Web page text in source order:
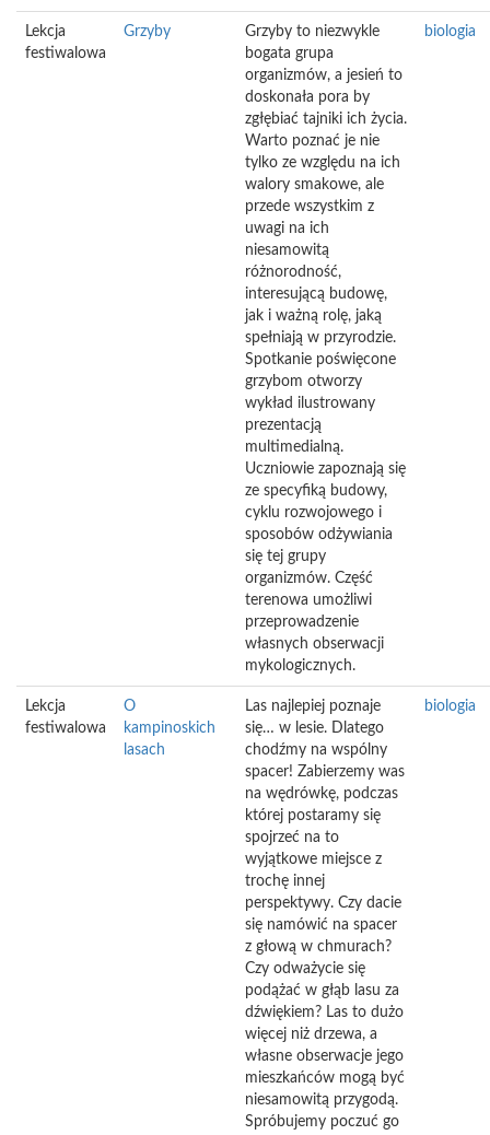
Lekcja
festiwalowa
Grzyby
Grzyby to niezwykle
bogata grupa
organizmów, a jesień to
doskonała pora by
zgłębiać tajniki ich życia.
Warto poznać je nie
tylko ze względu na ich
walory smakowe, ale
przede wszystkim z
uwagi na ich
niesamowitą
różnorodność,
interesującą budowę,
jak i ważną rolę, jaką
spełniają w przyrodzie.
Spotkanie poświęcone
grzybom otworzy
wykład ilustrowany
prezentacją
multimedialną.
Uczniowie zapoznają się
ze specyfiką budowy,
cyklu rozwojowego i
sposobów odżywiania
się tej grupy
organizmów. Część
terenowa umożliwi
przeprowadzenie
własnych obserwacji
mykologicznych.
biologia
Lekcja
festiwalowa
O
kampinoskich
lasach
Las najlepiej poznaje
się… w lesie. Dlatego
chodźmy na wspólny
spacer! Zabierzemy was
na wędrówkę, podczas
której postaramy się
spojrzeć na to
wyjątkowe miejsce z
trochę innej
perspektywy. Czy dacie
się namówić na spacer
z głową w chmurach?
Czy odważycie się
podążać w głąb lasu za
dźwiękiem? Las to dużo
więcej niż drzewa, a
własne obserwacje jego
mieszkańców mogą być
niesamowitą przygodą.
Spróbujemy poczuć go
biologia